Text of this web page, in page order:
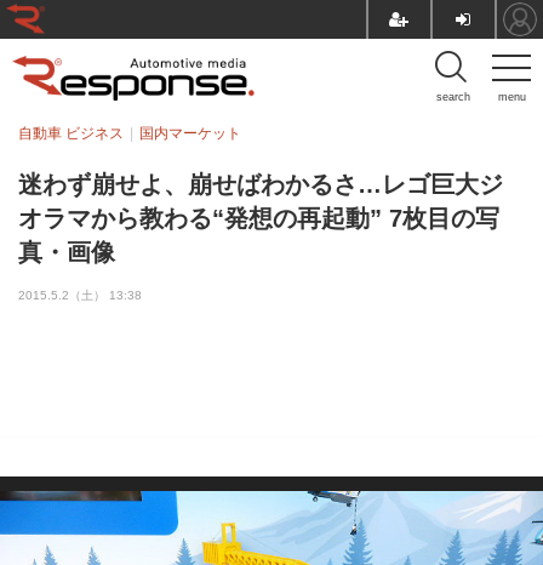
menu
search
迷わず崩せよ、崩せばわかるさ…レゴ巨大ジ
オラマから教わる“発想の再起動” 7枚目の写
真・画像
自動車 ビジネス 国内マーケット
2015.5.2（土） 13:38